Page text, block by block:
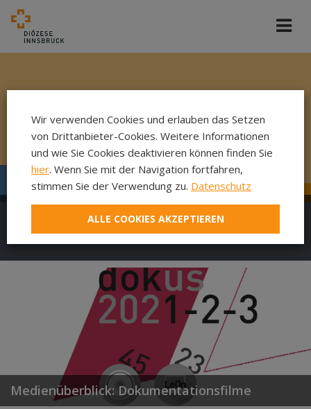
DokuFilm
Medienüberblick: Dokumentationsfilme
Wir verwenden Cookies und erlauben das Setzen
von Drittanbieter-Cookies. Weitere Informationen
und wie Sie Cookies deaktivieren können finden Sie
hier. Wenn Sie mit der Navigation fortfahren,
stimmen Sie der Verwendung zu. Datenschutz
ALLE COOKIES AKZEPTIEREN